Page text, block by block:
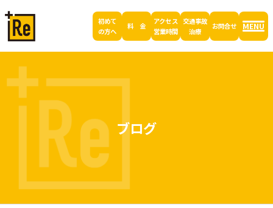
初めて
の方へ
料 金
アクセス
営業時間
交通事故
治療
お問合せ MENU
ブログ